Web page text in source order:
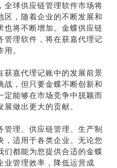
全球供应链管理软件市场将
区，随着企业的不断发展和
也将不断增加。金蝶供应链
管理软件，将在获嘉代理记
。
获嘉代理记账中的发展前景
战，但只要金蝶不断创新和
定能够在市场竞争中脱颖而
做出更大的贡献。
管理、供应链管理、生产制
，适用于各类企业。无论您
们都能为您提供合适的金蝶
业管理效率，降低运营成